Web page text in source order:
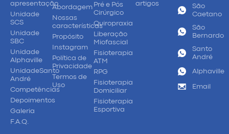
apresentação
Unidade
SCS
Unidade
SBC
Unidade
Alphaville
UnidadeSanto
André
Competências
Depoimentos
Galeria
F.A.Q.
Abordagem
Nossas
características
Propósito
Instagram
Política de
Privacidade
Termos de
Uso
Pré e Pós
Cirúrgico
Quiropraxia
Liberação
Miofascial
Fisioterapia
ATM
RPG
Fisioterapia
Domiciliar
Fisioterapia
Esportiva
artigos
São
Caetano
São
Bernardo
Santo
André
Alphaville
Email